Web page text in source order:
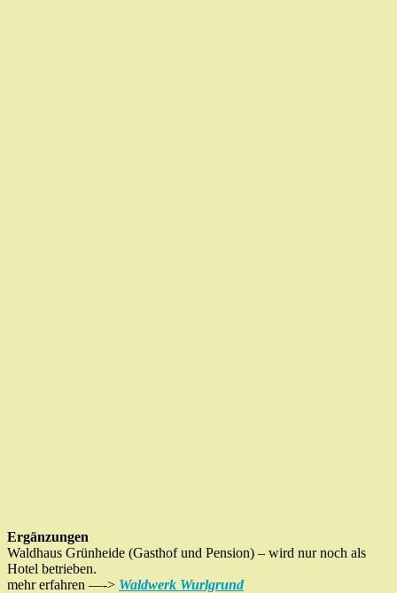
Ergänzungen
Waldhaus Grünheide (Gasthof und Pension) – wird nur noch als
Hotel betrieben.
mehr erfahren —-> Waldwerk Wurlgrund